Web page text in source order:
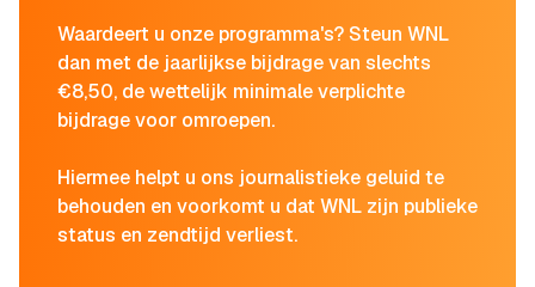
Waardeert u onze programma's? Steun WNL
dan met de jaarlijkse bijdrage van slechts
€8,50, de wettelijk minimale verplichte
bijdrage voor omroepen.
Hiermee helpt u ons journalistieke geluid te
behouden en voorkomt u dat WNL zijn publieke
status en zendtijd verliest.